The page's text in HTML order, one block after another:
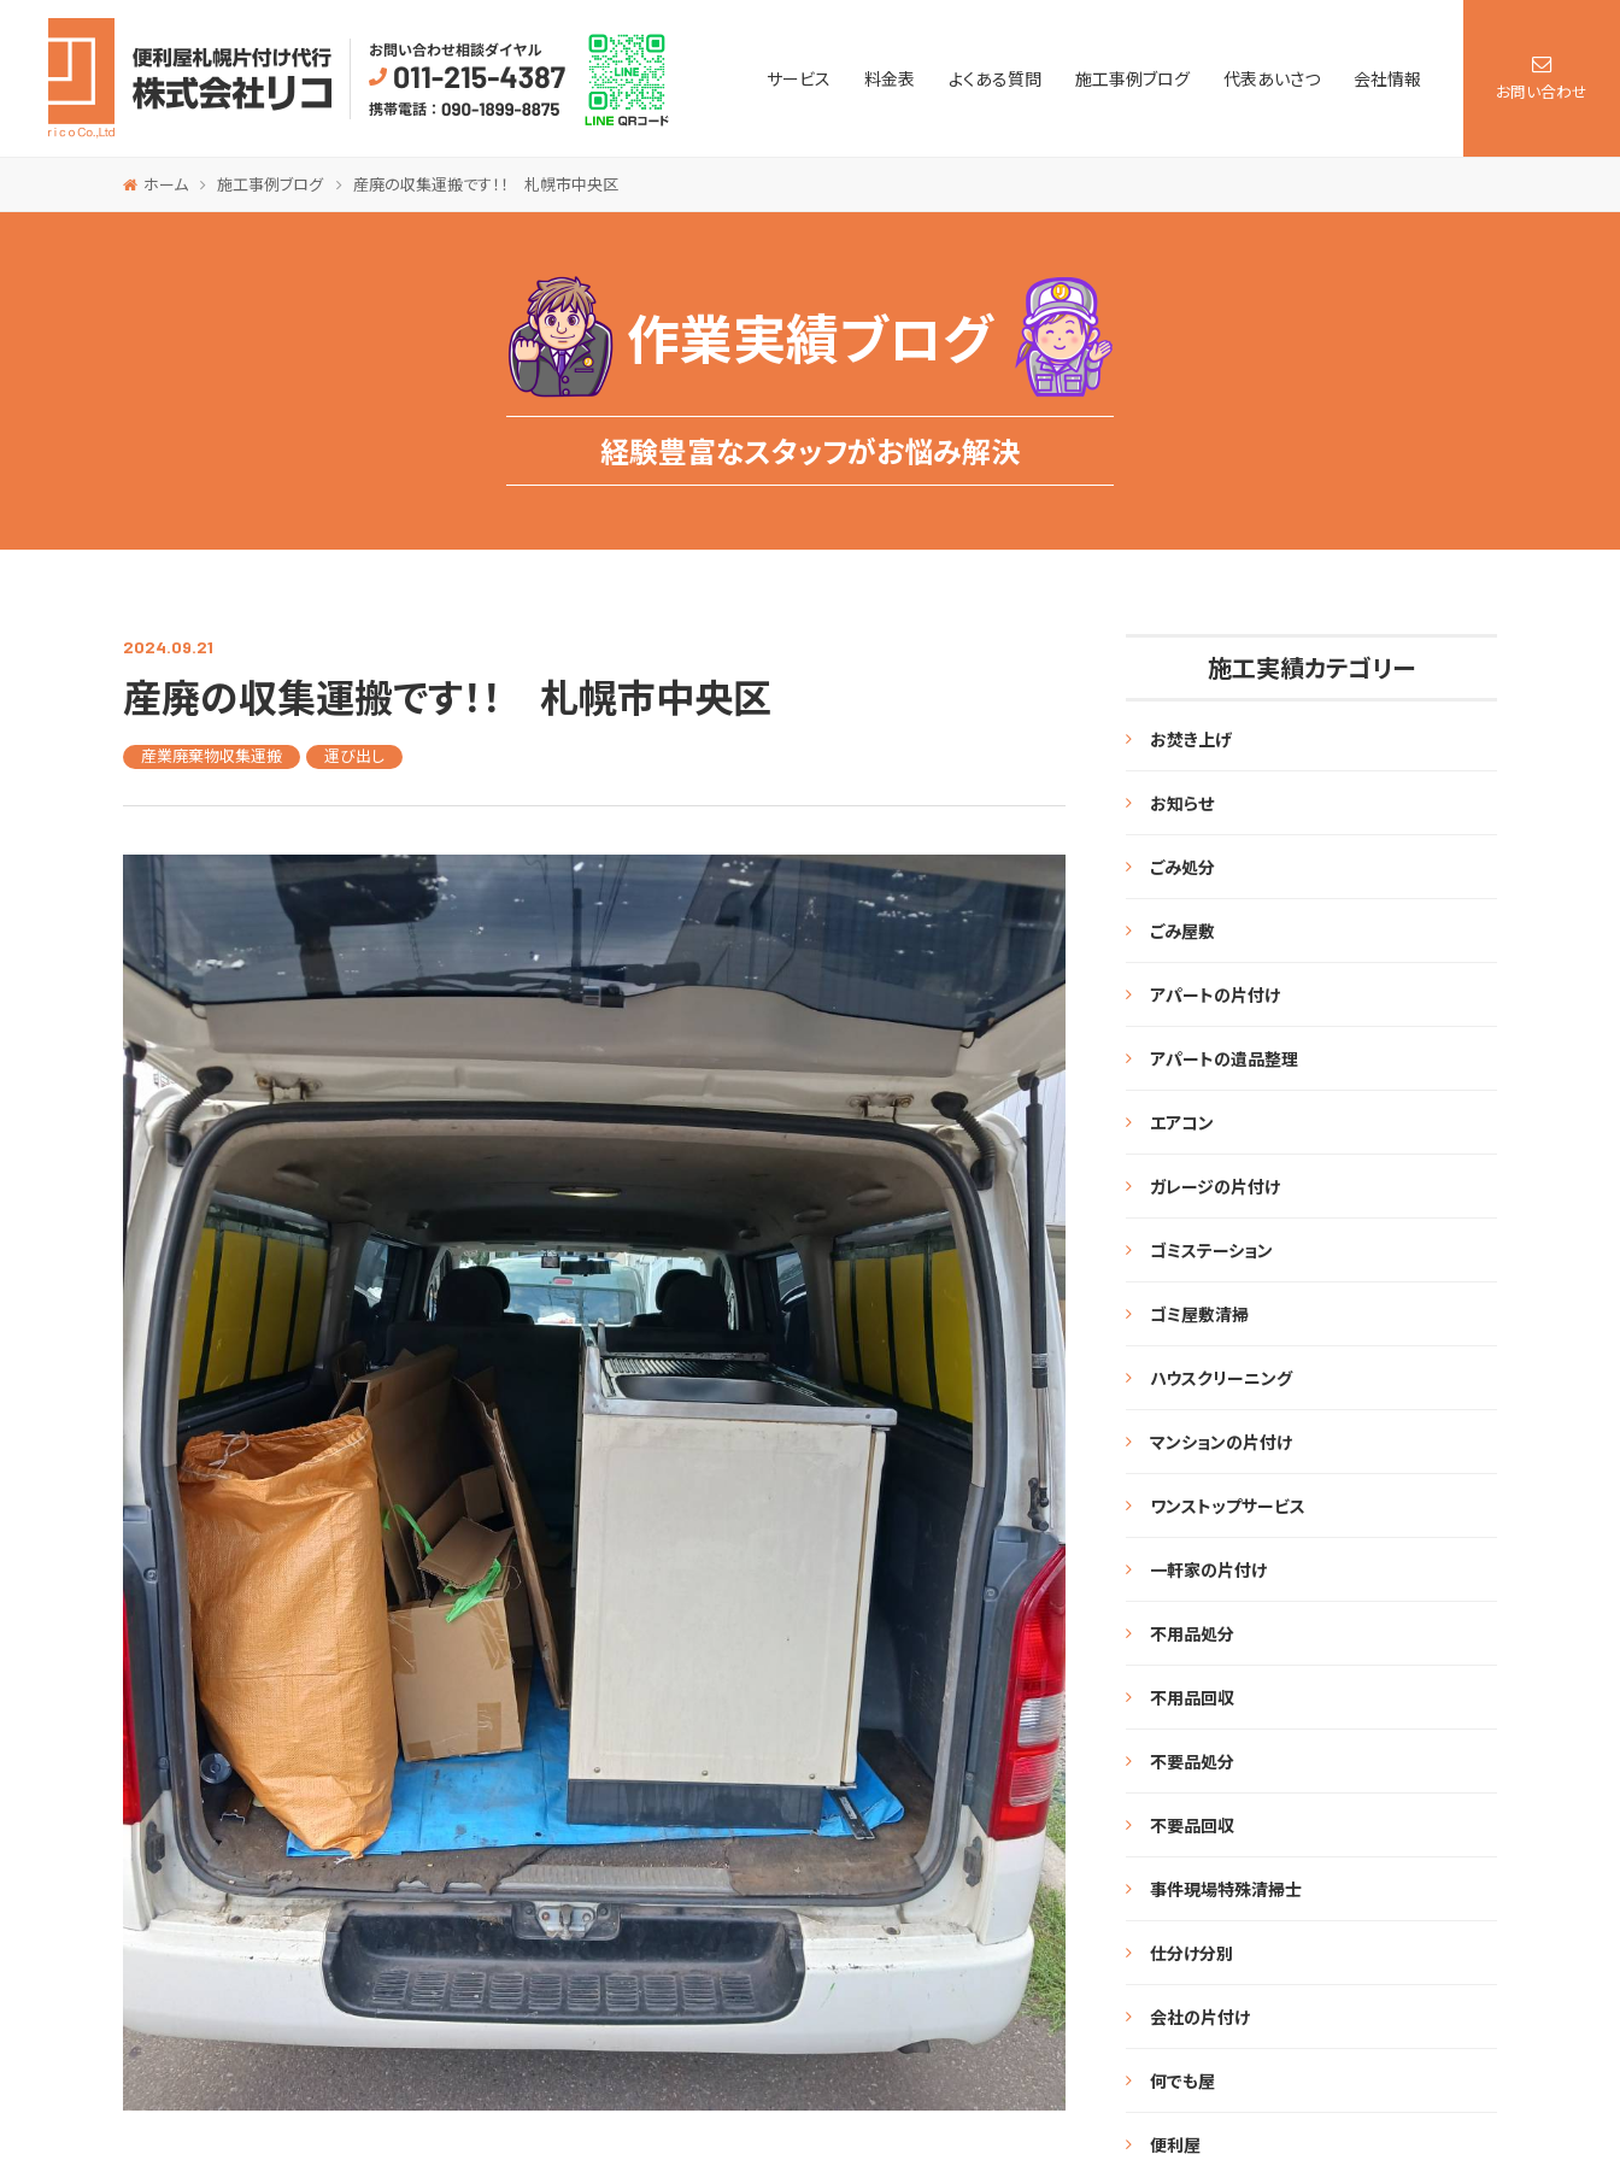
サービス 料金表 よくある質問 施工事例ブログ 代表あいさつ 会社情報
お問い合わせ
ホーム 施工事例ブログ 産廃の収集運搬です！！ 札幌市中央区
作業実績ブログ
経験豊富なスタッフがお悩み解決
2024.09.21
産廃の収集運搬です！！ 札幌市中央区
産業廃棄物収集運搬 運び出し
施工実績カテゴリー
お焚き上げ
お知らせ
ごみ処分
ごみ屋敷
アパートの片付け
アパートの遺品整理
エアコン
ガレージの片付け
ゴミステーション
ゴミ屋敷清掃
ハウスクリーニング
マンションの片付け
ワンストップサービス
一軒家の片付け
不用品処分
不用品回収
不要品処分
不要品回収
事件現場特殊清掃士
仕分け分別
会社の片付け
何でも屋
便利屋